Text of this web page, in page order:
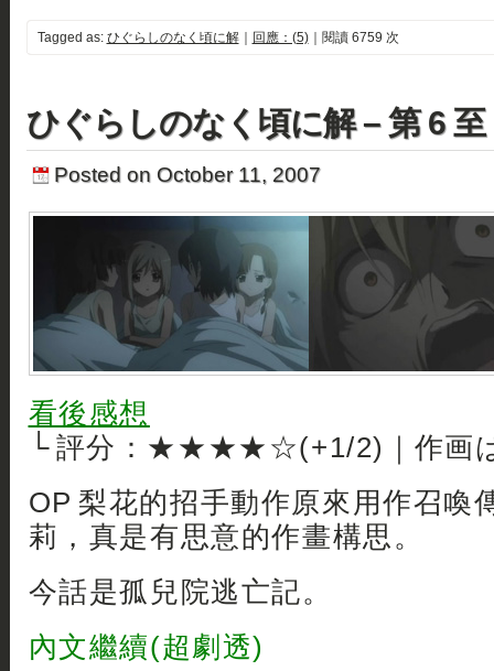
Tagged as: ひぐらしのなく頃に解｜ 回應：(5)｜閱讀 6759 次
ひぐらしのなく頃に解 – 第 6 至
Posted on October 11, 2007
看後感想
└ 評分：★★★★☆(+1/2)｜作画
OP 梨花的招手動作原來用作召喚
莉，真是有思意的作畫構思。
今話是孤兒院逃亡記。
內文繼續(超劇透)